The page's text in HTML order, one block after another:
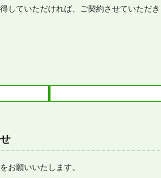
していただければ、ご契約させていただ
お願いいたします。